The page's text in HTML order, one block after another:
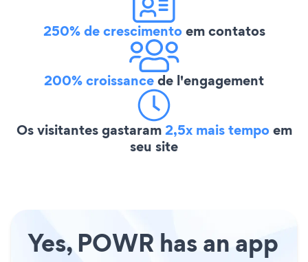
250% de crescimentoem contatos
200% croissancede l'engagement
Os visitantes gastaram2,5x mais tempoem
seu site
Yes, POWR has an app